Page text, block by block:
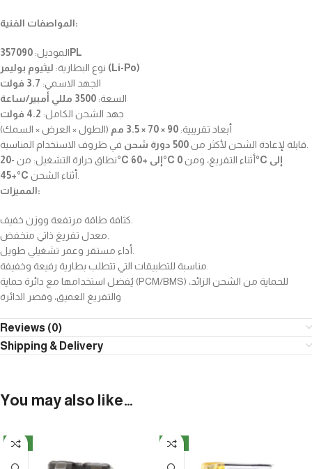
المواصفات الفنية:
الموديل: 357090PL
نوع البطارية: ليثيوم بوليمر (Li-Po)
الجهد الاسمي: 3.7 فولت
السعة: 3500 مللي أمبير/ساعة
جهد الشحن الكامل: 4.2 فولت
أبعاد تقريبية: 90 × 70 × 3.5 مم
(الطول × العرض × السمك)
قابلة لإعادة الشحن لأكثر من500 دورة شحن
نطاق حرارة التشغيل: من
-20°C إلى +60°C أثناء التفريغ، ومن0°C إلى
+45°C
المميزات:
يُفضل استخدامها مع دائرة حماية (PCM/BMS) للحماية من الشحن الزائد،
والتفريغ العميق، وقصر الدائرة
Reviews (0)
Shipping & Delivery
You may also like…
NEW NEW